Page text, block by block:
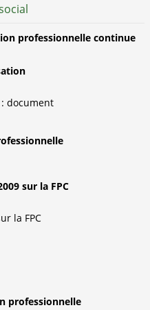
professionnelle continue
document
sur la FPC
la FPC
professionnelle